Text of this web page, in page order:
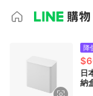
降
日
納